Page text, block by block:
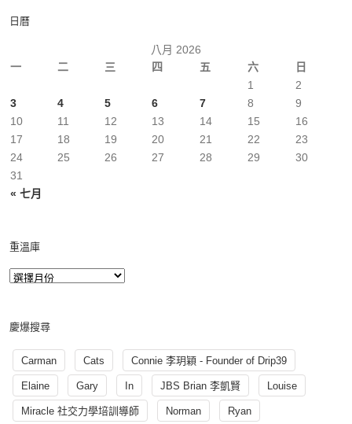
日曆
八月 2026
一
二 三 四 五 六 日
« 七月
1
2
3
4 5 6 7 8
9
10
11 12 13 14 15
16
17
18 19 20 21 22
23
24
25 26 27 28 29
30
31
重溫庫
慶爆搜尋
Carman Cats Connie 李玥穎 - Founder of Drip39
Elaine Gary In JBS Brian 李凱賢 Louise
Miracle 社交力學培訓導師 Norman Ryan